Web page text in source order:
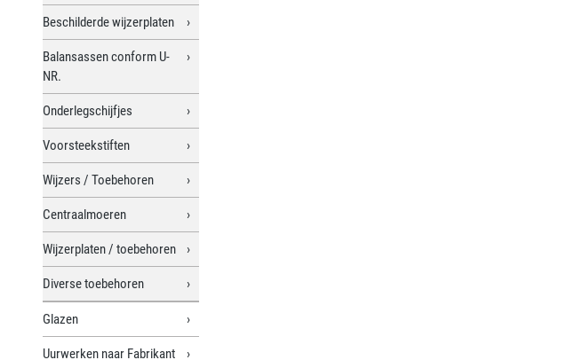
Beschilderde wijzerplaten
Balansassen conform U-
NR.
Onderlegschijfjes
Voorsteekstiften
Wijzers / Toebehoren
Centraalmoeren
Wijzerplaten / toebehoren
Diverse toebehoren
Glazen
Uurwerken naar Fabrikant